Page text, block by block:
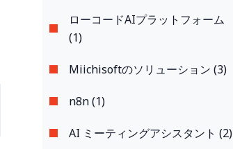
ローコードAIプラットフォーム
(1)
Miichisoftのソリューション (3)
n8n (1)
AI ミーティングアシスタント (2)